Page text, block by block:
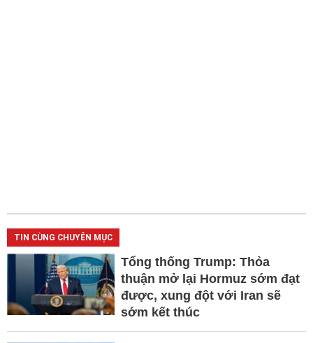
TIN CÙNG CHUYÊN MỤC
Tổng thống Trump: Thỏa
thuận mở lại Hormuz sớm đạt
được, xung đột với Iran sẽ
sớm kết thúc